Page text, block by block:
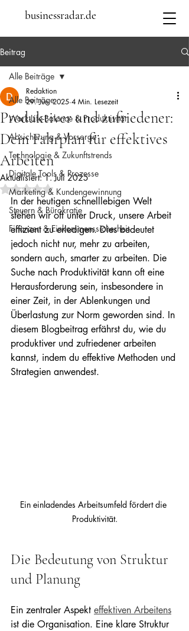
businessradar.de
Beitrag
Alle Beiträge
Work-Life-Balance & Produktivität
Absicherung & Vorsorge
Technologie & Zukunftstrends
Digitale Tools & Prozesse
Marketing & Kundengewinnung
Steuern & Bürokratie
Finanzen & Einkommenssicherheit
Alle Beiträge
Produktiver und zufriedener:
Dein Fahrplan für effektives
Arbeiten
Redaktion
29. Juni 2025 4 Min. Lesezeit
Aktualisiert:1. Juli 2025
Mit NaN von 5 Sternen bewertet.
In der heutigen schnelllebigen Welt
stehen wir oft unter Druck, unsere Arbeit
effizient zu erledigen. Dies bedeutet
jedoch nicht nur, mehr zu arbeiten,
sondern auch, smarter zu arbeiten. Die
Suche nach Produktivität kann oft eine
Herausforderung sein, insbesondere in
einer Zeit, in der Ablenkungen und
Überlastung zur Norm geworden sind. In
diesem Blogbeitrag erfährst du, wie du
produktiver und zufriedener arbeiten
kannst, indem du effektive Methoden und
Strategien anwendest.
Ein einladendes Arbeitsumfeld fördert die
Produktivität.
Die Bedeutung von Struktur
und Planung
Ein zentraler Aspekt effektiven Arbeitens
ist die Organisation. Eine klare Struktur